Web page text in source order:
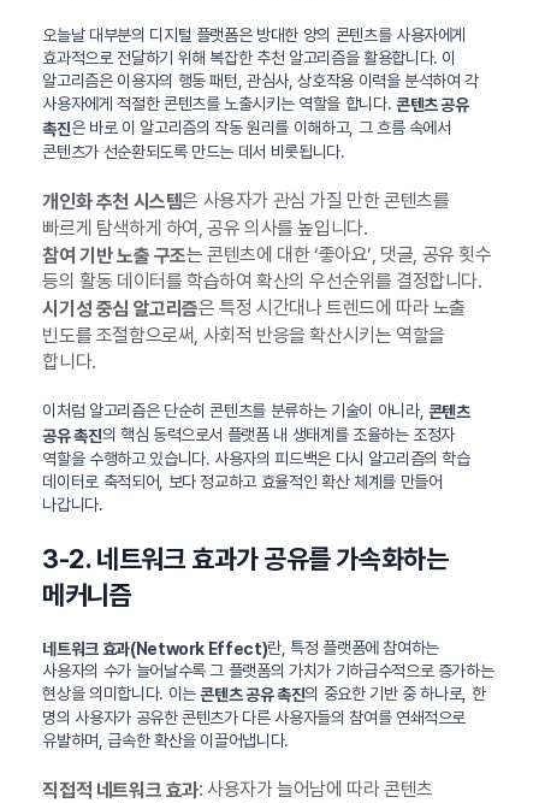
오늘날 대부분의 디지털 플랫폼은 방대한 양의 콘텐츠를 사용자에게
효과적으로 전달하기 위해 복잡한 추천 알고리즘을 활용합니다. 이
알고리즘은 이용자의 행동 패턴, 관심사, 상호작용 이력을 분석하여 각
사용자에게 적절한 콘텐츠를 노출시키는 역할을 합니다. 콘텐츠 공유
촉진은 바로 이 알고리즘의 작동 원리를 이해하고, 그 흐름 속에서
콘텐츠가 선순환되도록 만드는 데서 비롯됩니다.
개인화 추천 시스템은 사용자가 관심 가질 만한 콘텐츠를
빠르게 탐색하게 하여, 공유 의사를 높입니다.
참여 기반 노출 구조는 콘텐츠에 대한 ‘좋아요’, 댓글, 공유 횟수
등의 활동 데이터를 학습하여 확산의 우선순위를 결정합니다.
시기성 중심 알고리즘은 특정 시간대나 트렌드에 따라 노출
빈도를 조절함으로써, 사회적 반응을 확산시키는 역할을
합니다.
이처럼 알고리즘은 단순히 콘텐츠를 분류하는 기술이 아니라, 콘텐츠
공유 촉진의 핵심 동력으로서 플랫폼 내 생태계를 조율하는 조정자
역할을 수행하고 있습니다. 사용자의 피드백은 다시 알고리즘의 학습
데이터로 축적되어, 보다 정교하고 효율적인 확산 체계를 만들어
나갑니다.
3-2. 네트워크 효과가 공유를 가속화하는
메커니즘
네트워크 효과(Network Effect)란, 특정 플랫폼에 참여하는
사용자의 수가 늘어날수록 그 플랫폼의 가치가 기하급수적으로 증가하는
현상을 의미합니다. 이는콘텐츠 공유 촉진의 중요한 기반 중 하나로, 한
명의 사용자가 공유한 콘텐츠가 다른 사용자들의 참여를 연쇄적으로
유발하며, 급속한 확산을 이끌어냅니다.
직접적 네트워크 효과: 사용자가 늘어남에 따라 콘텐츠